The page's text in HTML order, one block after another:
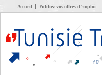
Accueil Publiez vos offres d’emploi